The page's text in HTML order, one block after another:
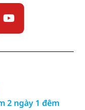
Youtube
2 ngày 1 đêm